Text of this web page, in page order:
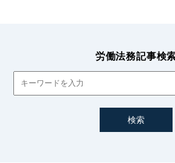
労働法務記事検